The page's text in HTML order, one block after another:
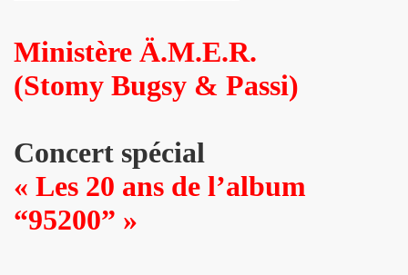
Ministère Ä.M.E.R.
(Stomy Bugsy & Passi)
Concert spécial
« Les 20 ans de l’album
“95200” »
T. MUGLER dans "TETU" (decembre 2013).
+ ICI PARIS le 14 novembre 2013 au TRIANON (Paris)
VS CHINA GIRL" le 3 octobre 2013 aux TROIS
CHRISTOPHE MAE au PALAIS DES SPORTS 2013
(juillet 2013).